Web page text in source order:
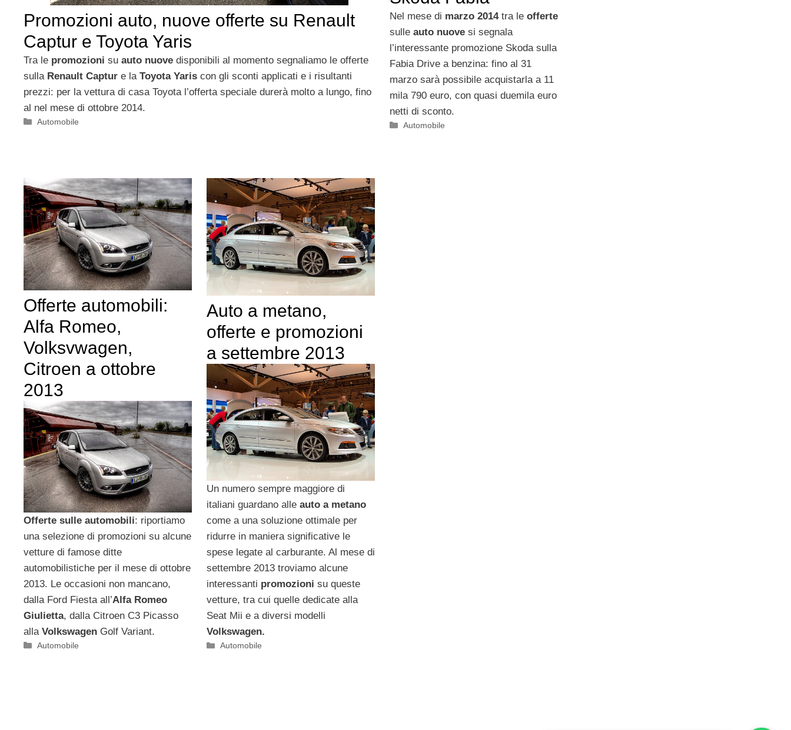
Promozioni auto, nuove offerte su Renault
Captur e Toyota Yaris
Tra le promozioni su auto nuove disponibili al momento segnaliamo le offerte
sulla Renault Captur e la Toyota Yaris con gli sconti applicati e i risultanti
prezzi: per la vettura di casa Toyota l’offerta speciale durerà molto a lungo, fino
al nel mese di ottobre 2014.
Categorie
Automobile
Nel mese di marzo 2014tra le offerte
sulle auto nuovesi segnala
l’interessante promozione Skoda sulla
Fabia Drive a benzina: fino al 31
marzo sarà possibile acquistarla a 11
mila 790 euro, con quasi duemila euro
netti di sconto.
Categorie
Automobile
Offerte automobili:
Alfa Romeo,
Volksvwagen,
Citroen a ottobre
2013
Offerte sulle automobili: riportiamo
una selezione di promozioni su alcune
vetture di famose ditte
automobilistiche per il mese di ottobre
2013. Le occasioni non mancano,
dalla Ford Fiesta all’Alfa Romeo
Giulietta, dalla Citroen C3 Picasso
alla Volkswagen Golf Variant.
Categorie
Automobile
Auto a metano,
offerte e promozioni
a settembre 2013
Un numero sempre maggiore di
italiani guardano alle auto a metano
come a una soluzione ottimale per
ridurre in maniera significative le
spese legate al carburante. Al mese di
settembre 2013 troviamo alcune
interessanti promozioni su queste
vetture, tra cui quelle dedicate alla
Seat Mii e a diversi modelli
Volkswagen.
Categorie
Automobile